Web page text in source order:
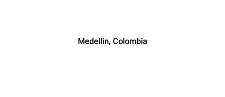
Medellin, Colombia